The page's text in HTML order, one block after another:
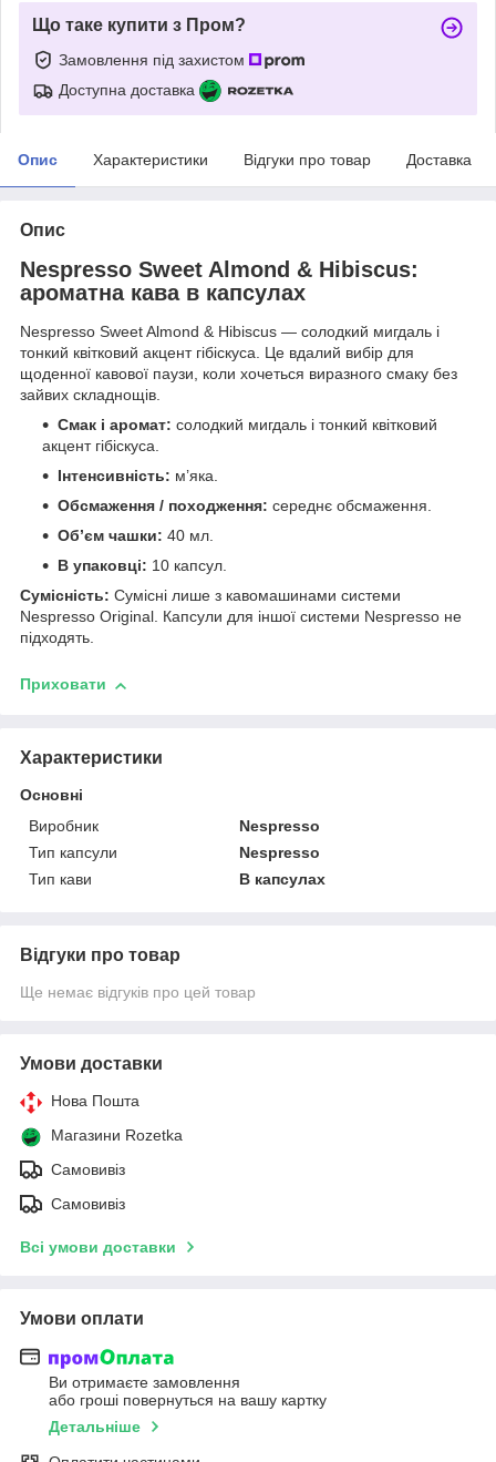
Що таке купити з Пром?
Замовлення під захистом
Доступна доставка
Опис Характеристики Відгуки про товар Доставка
Опис
Nespresso Sweet Almond & Hibiscus:
ароматна кава в капсулах
Nespresso Sweet Almond & Hibiscus — солодкий мигдаль і
тонкий квітковий акцент гібіскуса. Це вдалий вибір для
щоденної кавової паузи, коли хочеться виразного смаку без
зайвих складнощів.
Смак і аромат: солодкий мигдаль і тонкий квітковий
акцент гібіскуса.
Інтенсивність: м’яка.
Обсмаження / походження: середнє обсмаження.
Об’єм чашки: 40 мл.
В упаковці: 10 капсул.
Сумісність: Сумісні лише з кавомашинами системи
Nespresso Original. Капсули для іншої системи Nespresso не
підходять.
Приховати
Характеристики
Основні
Виробник
Nespresso
Тип капсули
Nespresso
Тип кави
В капсулах
Відгуки про товар
Ще немає відгуків про цей товар
Умови доставки
Нова Пошта
Магазини Rozetka
Самовивіз
Самовивіз
Всі умови доставки
Умови оплати
Ви отримаєте замовлення
або гроші повернуться на вашу картку
Детальніше